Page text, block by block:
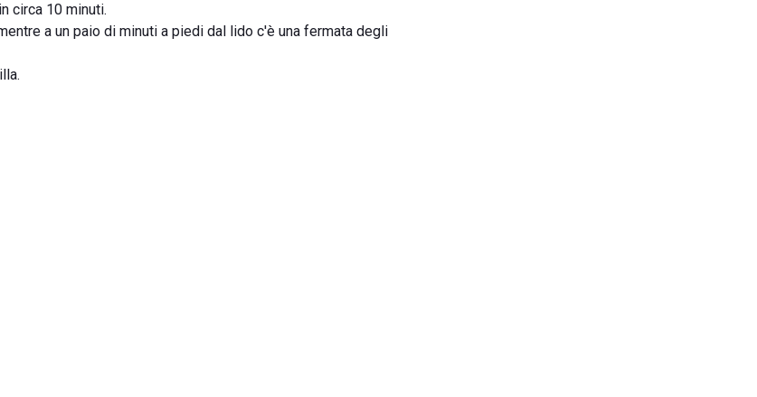
circa 10 minuti.
a un paio di minuti a piedi dal lido c'è una fermata degli